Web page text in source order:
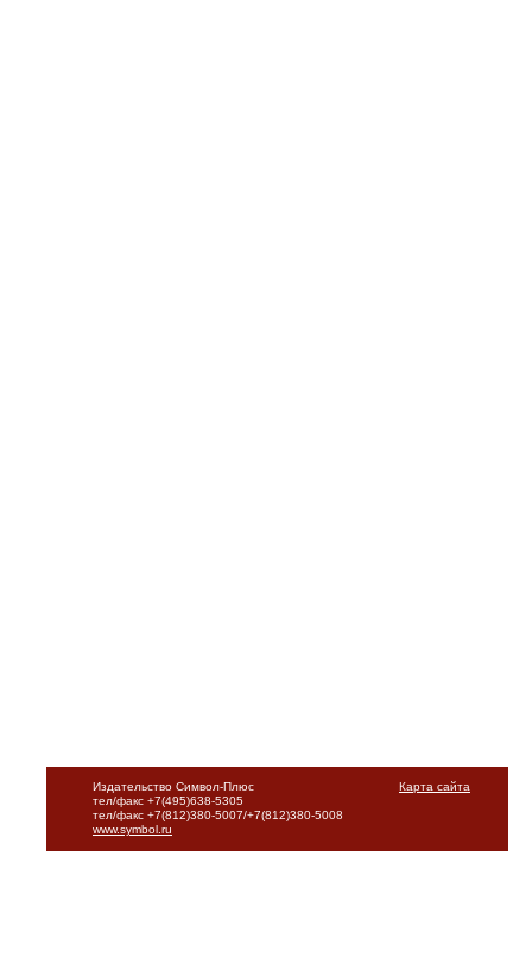
Карта сайта
Издательство Символ-Плюс
тел/факс +7(495)638-5305
тел/факс +7(812)380-5007/+7(812)380-5008
www.symbol.ru